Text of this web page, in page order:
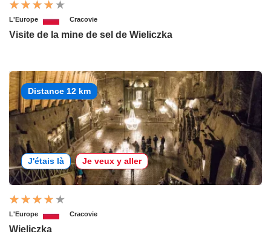
L'Europe Cracovie
Visite de la mine de sel de Wieliczka
Distance 12 km
J'étais là Je veux y aller
L'Europe Cracovie
Wieliczka